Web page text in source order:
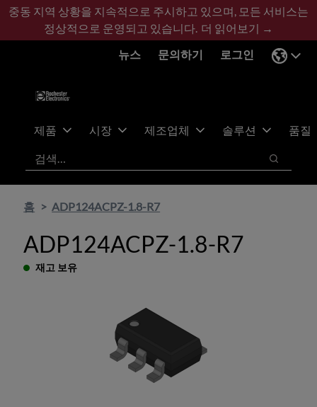
기
콘
바
글
중동 지역 상황을 지속적으로 주시하고 있으며, 모든 서비스는
정상적으로 운영되고 있습니다. 더 읽어보기 →
뉴스
문의하기 로그인
제품 시장 제조업체 솔루션
품질
검색
검색
홈 ADP124ACPZ-1.8-R7
ADP124ACPZ-1.8-R7
재고 보유